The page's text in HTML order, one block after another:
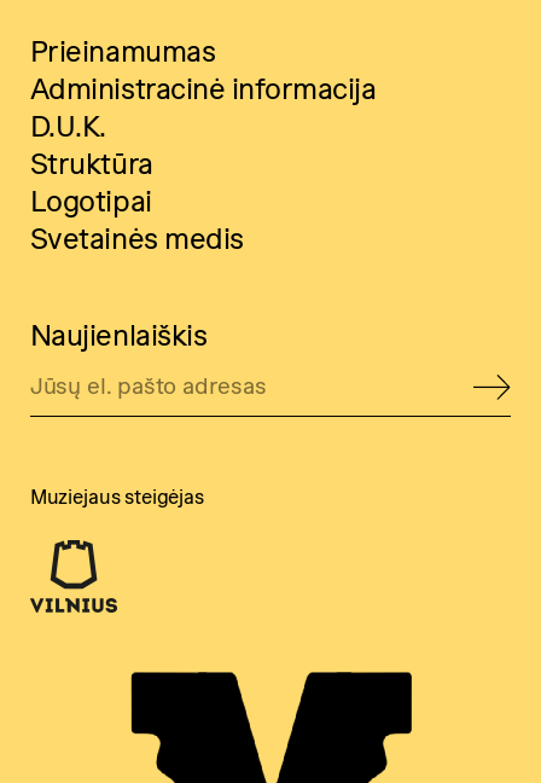
Prieinamumas
Administracinė informacija
D.U.K.
Struktūra
Logotipai
Svetainės medis
Naujienlaiškis
Muziejaus steigėjas